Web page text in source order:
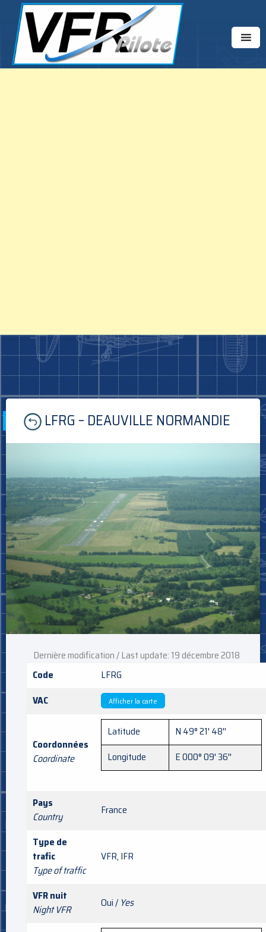
Skip
content
LFRG – DEAUVILLE NORMANDIE
Dernière modification / Last update: 19 décembre 2018
Code
LFRG
VAC
Afficher la carte
Coordonnées
Coordinate
Latitude
N 49° 21' 48''
Longitude
E 000° 09' 36''
Pays
Country
France
Type de
trafic
Type of traffic
VFR, IFR
VFR nuit
Night VFR
Oui / Yes